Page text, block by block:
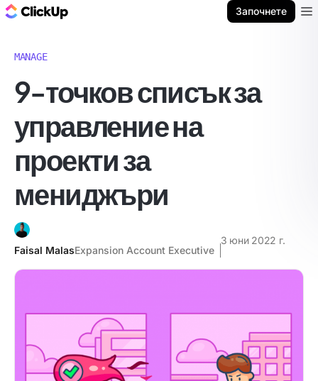
Започнете
MANAGE
9-точков списък за
управление на
проекти за
мениджъри
Faisal MalasExpansion Account Executive
3 юни 2022 г.